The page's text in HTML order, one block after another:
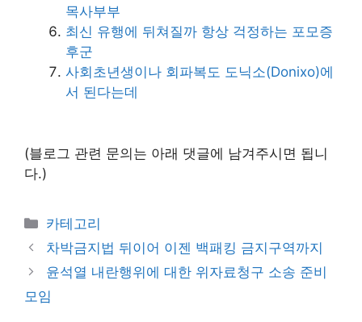
목사부부
최신 유행에 뒤쳐질까 항상 걱정하는 포모증
후군
사회초년생이나 회파복도 도닉소(Donixo)에
서 된다는데
(블로그 관련 문의는 아래 댓글에 남겨주시면 됩니
다.)
Categories
카테고리
차박금지법 뒤이어 이젠 백패킹 금지구역까지
윤석열 내란행위에 대한 위자료청구 소송 준비
모임